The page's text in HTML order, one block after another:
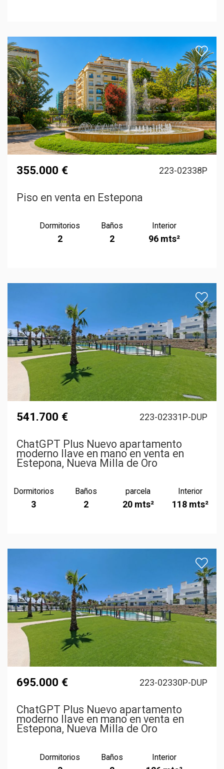
355.000 € 223-02338P
Piso en venta en Estepona
Dormitorios
2
Baños
2
Interior
96 mts²
541.700 € 223-02331P-DUP
ChatGPT Plus Nuevo apartamento
moderno llave en mano en venta en
Estepona, Nueva Milla de Oro
Dormitorios
3
Baños
2
parcela
20 mts²
Interior
118 mts²
695.000 € 223-02330P-DUP
ChatGPT Plus Nuevo apartamento
moderno llave en mano en venta en
Estepona, Nueva Milla de Oro
Dormitorios Baños Interior